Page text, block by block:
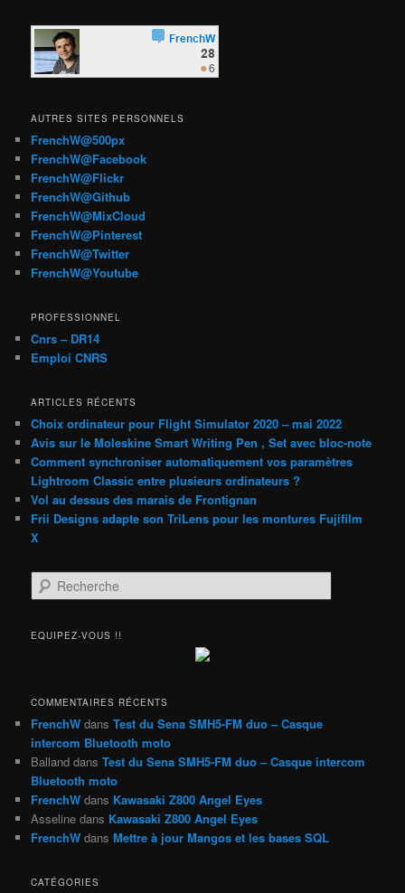
AUTRES SITES PERSONNELS
FrenchW@500px
FrenchW@Facebook
FrenchW@Flickr
FrenchW@Github
FrenchW@MixCloud
FrenchW@Pinterest
FrenchW@Twitter
FrenchW@Youtube
PROFESSIONNEL
Cnrs – DR14
Emploi CNRS
ARTICLES RÉCENTS
Choix ordinateur pour Flight Simulator 2020 – mai 2022
Avis sur le Moleskine Smart Writing Pen , Set avec bloc-note
Comment synchroniser automatiquement vos paramètres
Lightroom Classic entre plusieurs ordinateurs ?
Vol au dessus des marais de Frontignan
Frii Designs adapte son TriLens pour les montures Fujifilm
X
e
h
h
e
EQUIPEZ-VOUS !!
COMMENTAIRES RÉCENTS
FrenchW dansTest du Sena SMH5-FM duo – Casque
intercom Bluetooth moto
Balland dansTest du Sena SMH5-FM duo – Casque intercom
Bluetooth moto
FrenchW dans Kawasaki Z800 Angel Eyes
Asseline dans Kawasaki Z800 Angel Eyes
FrenchW dansMettre à jour Mangos et les bases SQL
CATÉGORIES